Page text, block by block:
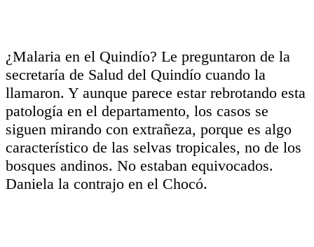
¿Malaria en el Quindío? Le preguntaron de la
secretaría de Salud del Quindío cuando la
llamaron. Y aunque parece estar rebrotando esta
patología en el departamento, los casos se
siguen mirando con extrañeza, porque es algo
característico de las selvas tropicales, no de los
bosques andinos. No estaban equivocados.
Daniela la contrajo en el Chocó.